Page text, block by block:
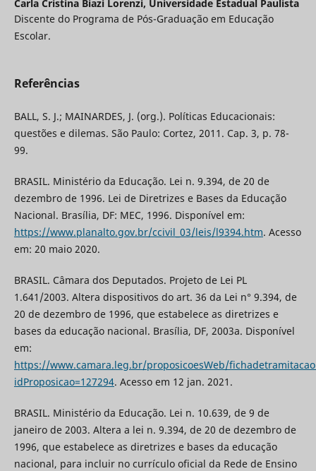
Carla Cristina Biazi Lorenzi, Universidade Estadual Paulista
Discente do Programa de Pós-Graduação em Educação
Escolar.
Referências
BALL, S. J.; MAINARDES, J. (org.). Políticas Educacionais:
questões e dilemas. São Paulo: Cortez, 2011. Cap. 3, p. 78-
99.
BRASIL. Ministério da Educação. Lei n. 9.394, de 20 de
dezembro de 1996. Lei de Diretrizes e Bases da Educação
Nacional. Brasília, DF: MEC, 1996. Disponível em:
https://www.planalto.gov.br/ccivil_03/leis/l9394.htm. Acesso
em: 20 maio 2020.
BRASIL. Câmara dos Deputados. Projeto de Lei PL
1.641/2003. Altera dispositivos do art. 36 da Lei n° 9.394, de
20 de dezembro de 1996, que estabelece as diretrizes e
bases da educação nacional. Brasília, DF, 2003a. Disponível
em:
https://www.camara.leg.br/proposicoesWeb/
idProposicao=127294. Acesso em 12 jan. 2021.
BRASIL. Ministério da Educação. Lei n. 10.639, de 9 de
janeiro de 2003. Altera a lei n. 9.394, de 20 de dezembro de
1996, que estabelece as diretrizes e bases da educação
nacional, para incluir no currículo oficial da Rede de Ensino